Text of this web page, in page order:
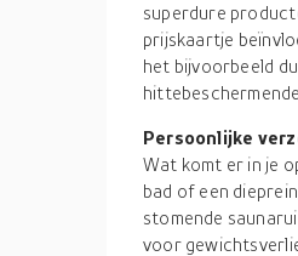
superdure
prijskaartje
het bijvoorbeeld
Persoonlijke
Wat komt er in je
bad of een
stomende
voor